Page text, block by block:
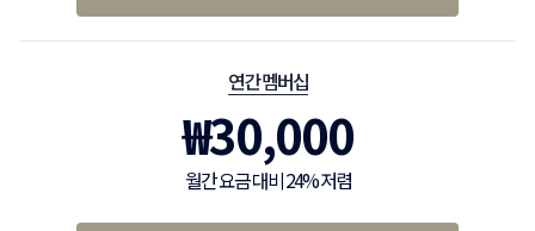
연간 멤버십
₩30,000
월간 요금 대비 24% 저렴